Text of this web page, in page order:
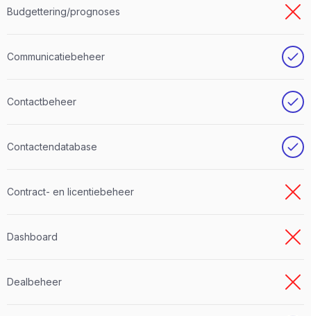
Budgettering/prognoses
Communicatiebeheer
Contactbeheer
Contactendatabase
Contract- en licentiebeheer
Dashboard
Dealbeheer